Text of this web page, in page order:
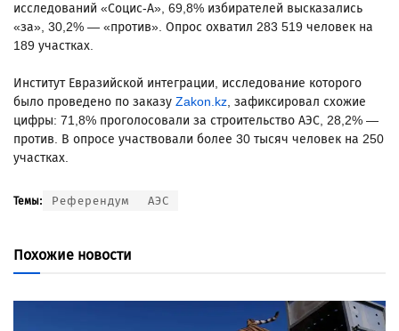
исследований «Социс-А», 69,8% избирателей высказались
«за», 30,2% — «против». Опрос охватил 283 519 человек на
189 участках.
Институт Евразийской интеграции, исследование которого
было проведено по заказу Zakon.kz, зафиксировал схожие
цифры: 71,8% проголосовали за строительство АЭС, 28,2% —
против. В опросе участвовали более 30 тысяч человек на 250
участках.
Темы: Референдум АЭС
Похожие новости